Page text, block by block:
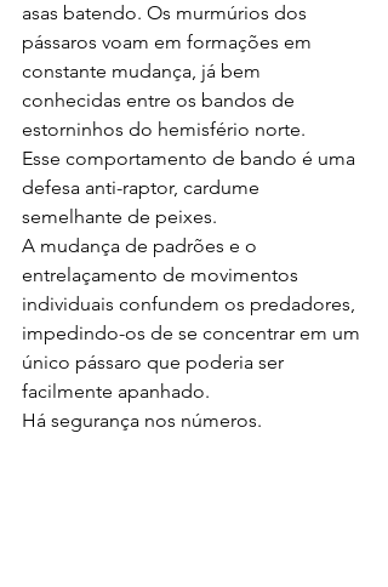
asas batendo. Os murmúrios dos
pássaros voam em formações em
constante mudança, já bem
conhecidas entre os bandos de
estorninhos do hemisfério norte.
Esse comportamento de bando é uma
defesa anti-raptor, cardume
semelhante de peixes.
A mudança de padrões e o
entrelaçamento de movimentos
individuais confundem os predadores,
impedindo-os de se concentrar em um
único pássaro que poderia ser
facilmente apanhado.
Há segurança nos números.